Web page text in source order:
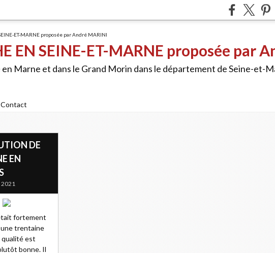
EN SEINE-ET-MARNE proposée par
en Marne et dans le Grand Morin dans le département de Seine-et-
Contact
DE
EN
2021
fortement
une trentaine
qualité est
bonne. Il